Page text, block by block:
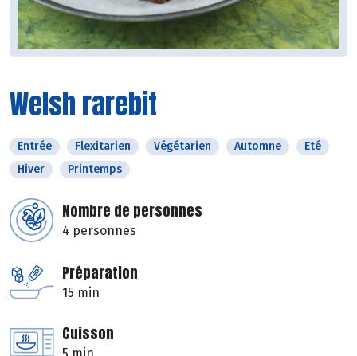
Welsh rarebit
Entrée Flexitarien Végétarien Automne
Eté
Hiver
Printemps
Nombre de personnes
4 personnes
Préparation
15 min
Cuisson
5 min